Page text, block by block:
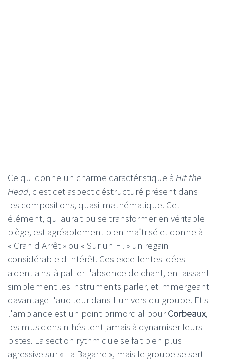
Ce qui donne un charme caractéristique à Hit the
Head, c'est cet aspect déstructuré présent dans
les compositions, quasi-mathématique. Cet
élément, qui aurait pu se transformer en véritable
piège, est agréablement bien maîtrisé et donne à
« Cran d'Arrêt » ou « Sur un Fil » un regain
considérable d'intérêt. Ces excellentes idées
aident ainsi à pallier l'absence de chant, en laissant
simplement les instruments parler, et immergeant
davantage l'auditeur dans l'univers du groupe. Et si
l'ambiance est un point primordial pourCorbeaux,
les musiciens n'hésitent jamais à dynamiser leurs
pistes. La section rythmique se fait bien plus
agressive sur « La Bagarre », mais le groupe se sert